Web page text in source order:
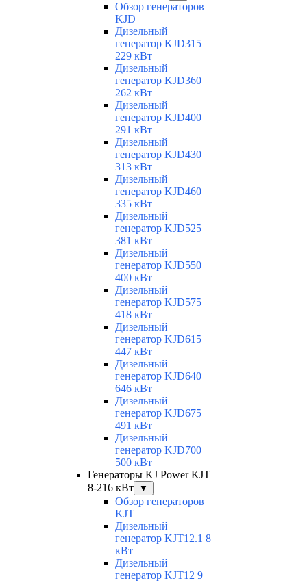
Обзор генераторов
KJD
Дизельный
генератор KJD315
229 кВт
Дизельный
генератор KJD360
262 кВт
Дизельный
генератор KJD400
291 кВт
Дизельный
генератор KJD430
313 кВт
Дизельный
генератор KJD460
335 кВт
Дизельный
генератор KJD525
381 кВт
Дизельный
генератор KJD550
400 кВт
Дизельный
генератор KJD575
418 кВт
Дизельный
генератор KJD615
447 кВт
Дизельный
генератор KJD640
646 кВт
Дизельный
генератор KJD675
491 кВт
Дизельный
генератор KJD700
500 кВт
Генераторы KJ Power KJT
8-216 кВт
▼
Обзор генераторов
KJT
Дизельный
генератор KJT12.1 8
кВт
Дизельный
генератор KJT12 9